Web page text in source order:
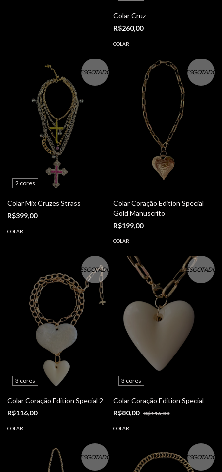
Colar Cruz
R$260,00
COLAR
ESGOTADO
2 cores
Colar Mix Cruzes Strass
R$399,00
COLAR
ESGOTADO
Colar Coração Edition Special
Gold Manuscrito
R$199,00
COLAR
ESGOTADO
3 cores
Colar Coração Edition Special 2
R$116,00
COLAR
ESGOTADO
3 cores
Colar Coração Edition Special
R$80,00 R$116,00
COLAR
ESGOTADO ESGOTADO